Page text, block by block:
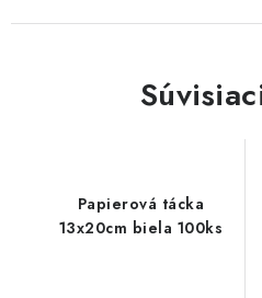
Papierová tácka
13x20cm biela 100ks